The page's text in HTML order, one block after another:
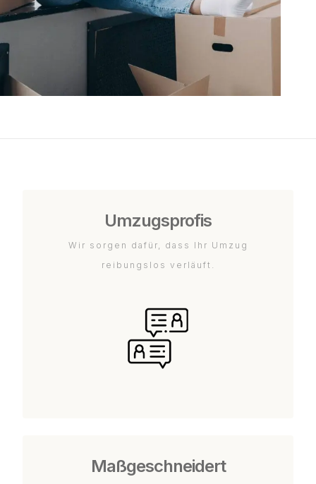
Umzugsprofis
Wir sorgen dafür, dass Ihr Umzug
reibungslos verläuft.
Maßgeschneidert